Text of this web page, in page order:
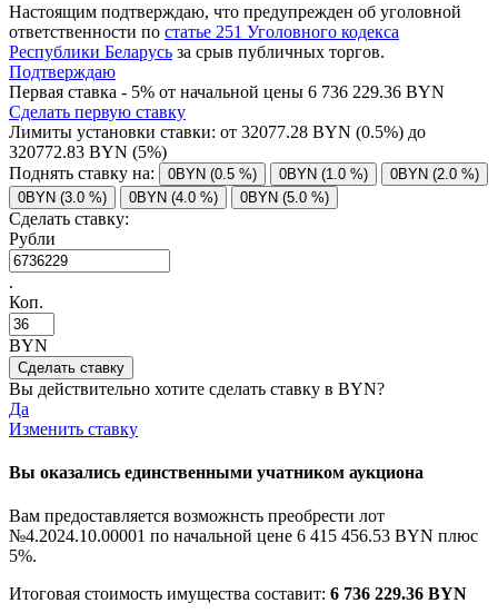
Настоящим подтверждаю, что предупрежден об уголовной
ответственности по статье 251 Уголовного кодекса
Республики Беларусь за срыв публичных торгов.
Подтверждаю
Первая ставка - 5% от начальной цены 6 736 229.36 BYN
Сделать первую ставку
Лимиты установки ставки: от 32077.28 BYN (0.5%) до
320772.83 BYN (5%)
Поднять ставку на:
0BYN (0.5 %) 0BYN (1.0 %)
0BYN (2.0 %)
0BYN (3.0 %)
0BYN (4.0 %) 0BYN (5.0 %)
Сделать ставку:
Рубли
.
Коп.
BYN
Вы действительно хотите сделать ставку в BYN?
Да
Изменить ставку
Вы оказались единственными учатником аукциона
Вам предоставляется возможнсть преобрести лот
№4.2024.10.00001 по начальной цене 6 415 456.53 BYN плюс
5%.
Итоговая стоимость имущества составит: 6 736 229.36 BYN